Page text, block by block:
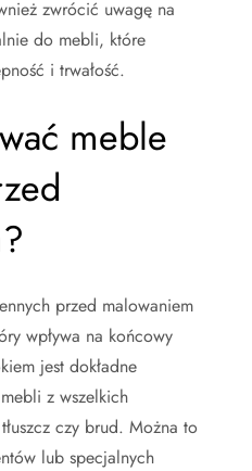
zwrócić uwagę na
do mebli, które
i trwałość.
meble
przed malowaniem
wpływa na końcowy
jest dokładne
z wszelkich
czy brud. Można to
lub specjalnych